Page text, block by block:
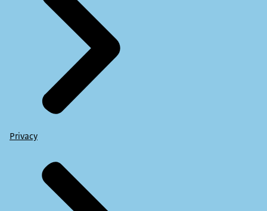
Privacy